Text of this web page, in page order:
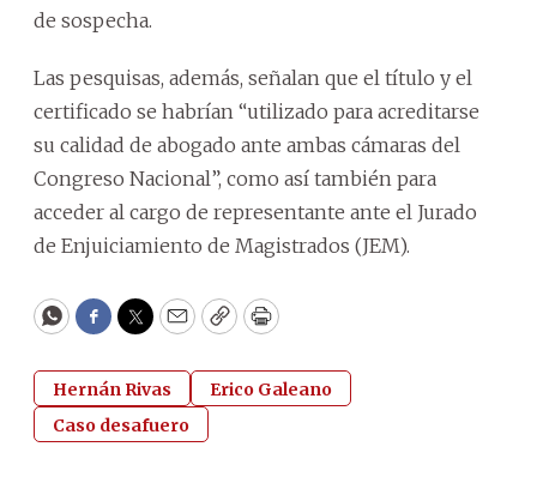
de sospecha.
Las pesquisas, además, señalan que el título y el
certificado se habrían “utilizado para acreditarse
su calidad de abogado ante ambas cámaras del
Congreso Nacional”, como así también para
acceder al cargo de representante ante el Jurado
de Enjuiciamiento de Magistrados (JEM).
WhatsApp
Facebook
Twitter
EmailCopyPrint
Hernán Rivas
Erico Galeano
Caso desafuero